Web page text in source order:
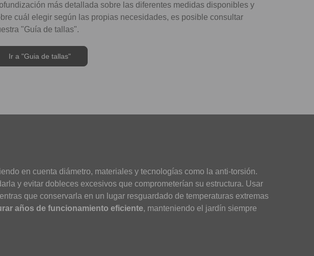
más detallada sobre las diferentes medidas disponibles y
cuál elegir según las propias necesidades, es posible consultar
"Guía de tallas".
Ir a "Guia de tallas"
en cuenta diámetro, materiales y tecnologías como la anti-torsión.
y evitar dobleces excesivos que comprometerían su estructura. Usar
que conservarla en un lugar resguardado de temperaturas extremas
años de funcionamiento eficiente, manteniendo el jardín siempre